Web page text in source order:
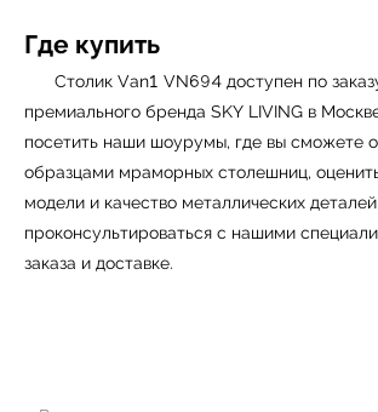
Где купить
Столик Van1 VN694 доступен по
премиального бренда SKY LIVING в
посетить наши шоурумы, где вы сможете
образцами мраморных столешниц,
модели и качество металлических
проконсультироваться с нашими
заказа и доставке.